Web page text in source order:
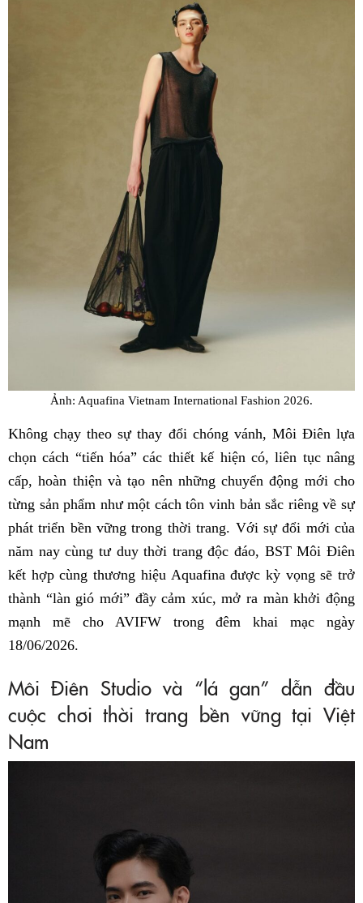
Ảnh: Aquafina Vietnam International Fashion 2026.
Không chạy theo sự thay đổi chóng vánh, Môi Điên lựa
chọn cách “tiến hóa” các thiết kế hiện có, liên tục nâng
cấp, hoàn thiện và tạo nên những chuyển động mới cho
từng sản phẩm như một cách tôn vinh bản sắc riêng về sự
phát triển bền vững trong thời trang. Với sự đổi mới của
năm nay cùng tư duy thời trang độc đáo, BST Môi Điên
kết hợp cùng thương hiệu Aquafina được kỳ vọng sẽ trở
thành “làn gió mới” đầy cảm xúc, mở ra màn khởi động
mạnh mẽ cho AVIFW trong đêm khai mạc ngày
18/06/2026.
Môi Điên Studio và “lá gan” dẫn đầu
cuộc chơi thời trang bền vững tại Việt
Nam